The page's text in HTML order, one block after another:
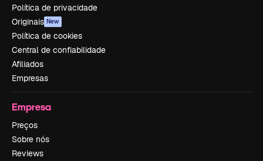
Política de privacidade
Originais New
Política de cookies
Central de confiabilidade
Afiliados
Empresas
Empresa
Preços
Sobre nós
Reviews